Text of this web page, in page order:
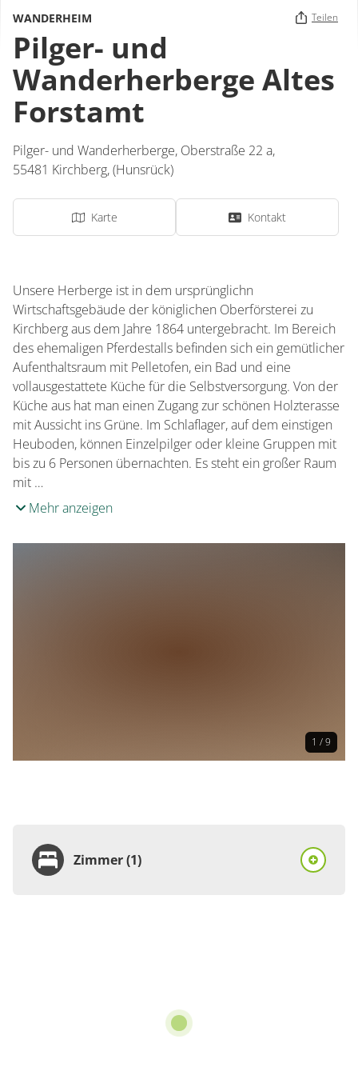
WANDERHEIM Teilen
Pilger- und
Wanderherberge Altes
Forstamt
Pilger- und Wanderherberge, Oberstraße 22 a,
55481 Kirchberg, (Hunsrück)
Karte Kontakt
Unsere Herberge ist in dem ursprünglichn
Wirtschaftsgebäude der königlichen Oberförsterei zu
Kirchberg aus dem Jahre 1864 untergebracht. Im Bereich
des ehemaligen Pferdestalls befinden sich ein gemütlicher
Aufenthaltsraum mit Pelletofen, ein Bad und eine
vollausgestattete Küche für die Selbstversorgung. Von der
Küche aus hat man einen Zugang zur schönen Holzterasse
mit Aussicht ins Grüne. Im Schlaflager, auf dem einstigen
Heuboden, können Einzelpilger oder kleine Gruppen mit
bis zu 6 Personen übernachten. Es steht ein großer Raum
mit …
Mehr anzeigen
1 / 9
Zimmer (1)
pro Person/Nacht